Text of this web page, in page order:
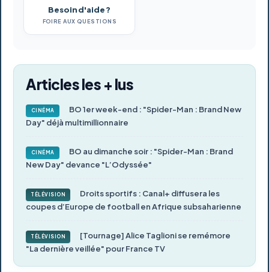
Besoin d'aide ?
FOIRE AUX QUESTIONS
Articles les + lus
CINÉMA
BO 1er week-end : "Spider-Man : Brand New
Day" déjà multimillionnaire
CINÉMA
BO au dimanche soir : "Spider-Man : Brand
New Day" devance "L’Odyssée"
TÉLÉVISION
Droits sportifs : Canal+ diffusera les
coupes d’Europe de football en Afrique subsaharienne
TÉLÉVISION
[Tournage] Alice Taglioni se remémore
"La dernière veillée" pour France TV